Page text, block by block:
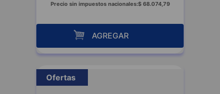
Precio sin impuestos nacionales:$ 68.074,79
AGREGAR
Ofertas